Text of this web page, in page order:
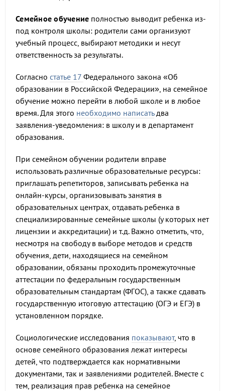
Семейное обучение полностью выводит ребенка из-
под контроля школы: родители сами организуют
учебный процесс, выбирают методики и несут
ответственность за результаты.
Согласно статье 17 Федерального закона «Об
образовании в Российской Федерации», на семейное
обучение можно перейти в любой школе и в любое
время. Для этого необходимо написатьдва
заявления-уведомления: в школу и в департамент
образования.
При семейном обучении родители вправе
использовать различные образовательные ресурсы:
приглашать репетиторов, записывать ребенка на
онлайн-курсы, организовывать занятия в
образовательных центрах, отдавать ребенка в
специализированные семейные школы (у которых нет
лицензии и аккредитации) и т.д. Важно отметить, что,
несмотря на свободу в выборе методов и средств
обучения, дети, находящиеся на семейном
образовании, обязаны проходить промежуточные
аттестации по федеральным государственным
образовательным стандартам (ФГОС), а также сдавать
государственную итоговую аттестацию (ОГЭ и ЕГЭ) в
установленном порядке.
Социологические исследования показывают, что в
основе семейного образования лежат интересы
детей, что подтверждается как нормативными
документами, так и заявлениями родителей. Вместе с
тем, реализация прав ребенка на семейное